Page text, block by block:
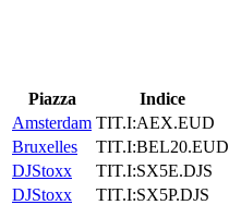
Piazza Indice
Amsterdam TIT.I:AEX.EUD
Bruxelles
TIT.I:BEL20.EUD
DJStoxx
TIT.I:SX5E.DJS
DJStoxx
TIT.I:SX5P.DJS